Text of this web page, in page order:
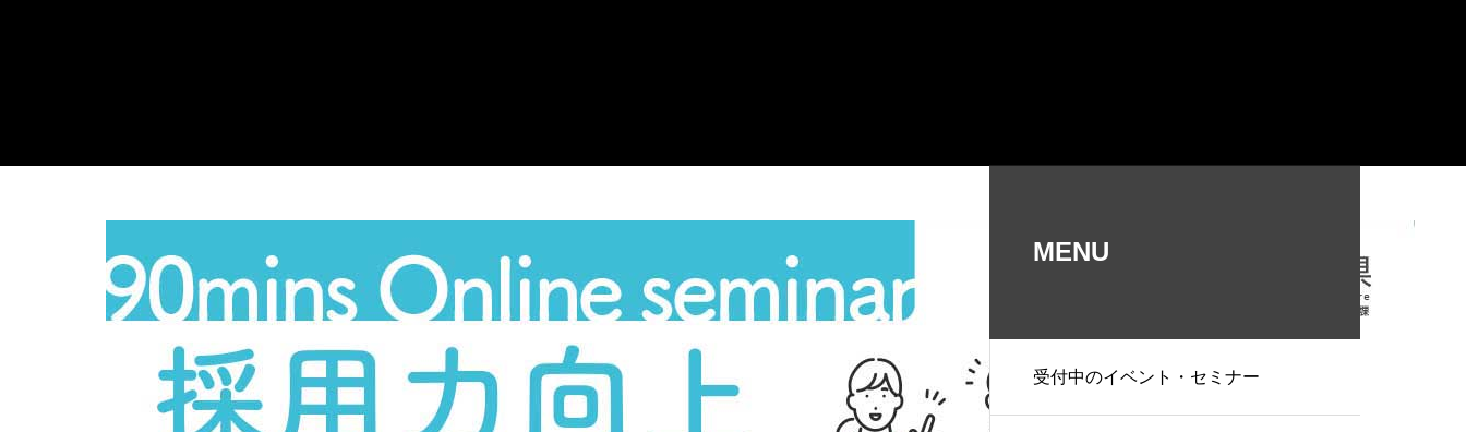
MENU
受付中のイベント・セミナー